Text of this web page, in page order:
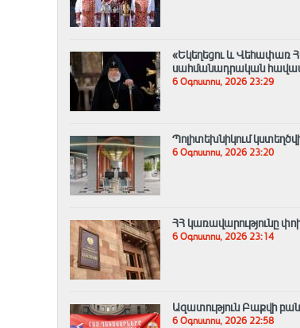
«Եկեղեցու և Վեհափառ
սահմանադրական
6 Օգոստոս, 2026 23:29
Պոլիտեխնիկում
6 Օգոստոս, 2026 23:20
ՀՀ կառավարությունը
6 Օգոստոս, 2026 23:14
Ազատություն Բաքվի
6 Օգոստոս, 2026 22:58